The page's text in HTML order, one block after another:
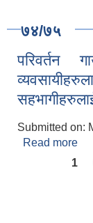
७४/७५
परिवर्तन
Submitted on:
Read more
Pages
1